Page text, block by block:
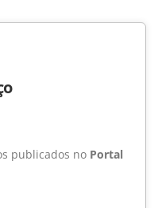
publicados no Portal